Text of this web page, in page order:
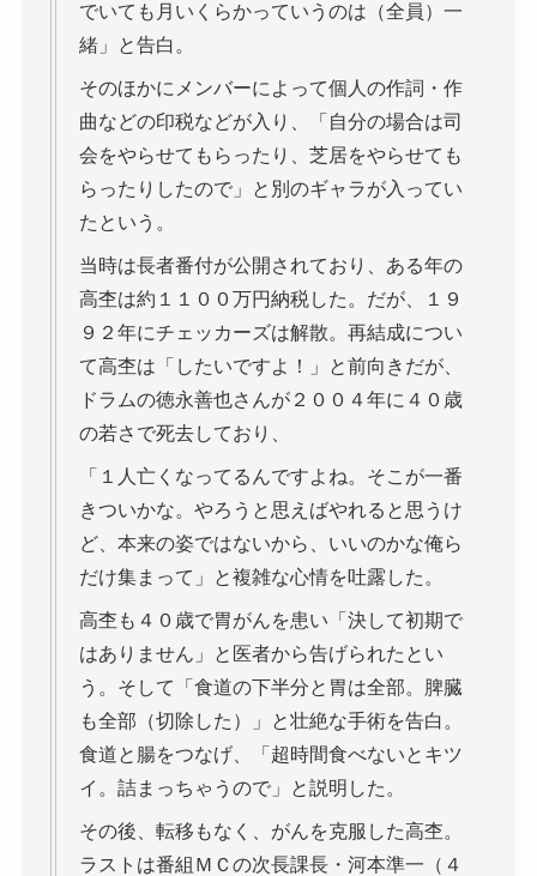
でいても月いくらかっていうのは（全員）一
緒」と告白。
そのほかにメンバーによって個人の作詞・作
曲などの印税などが入り、「自分の場合は司
会をやらせてもらったり、芝居をやらせても
らったりしたので」と別のギャラが入ってい
たという。
当時は長者番付が公開されており、ある年の
高杢は約１１００万円納税した。だが、１９
９２年にチェッカーズは解散。再結成につい
て高杢は「したいですよ！」と前向きだが、
ドラムの徳永善也さんが２００４年に４０歳
の若さで死去しており、
「１人亡くなってるんですよね。そこが一番
きついかな。やろうと思えばやれると思うけ
ど、本来の姿ではないから、いいのかな俺ら
だけ集まって」と複雑な心情を吐露した。
高杢も４０歳で胃がんを患い「決して初期で
はありません」と医者から告げられたとい
う。そして「食道の下半分と胃は全部。脾臓
も全部（切除した）」と壮絶な手術を告白。
食道と腸をつなげ、「超時間食べないとキツ
イ。詰まっちゃうので」と説明した。
その後、転移もなく、がんを克服した高杢。
ラストは番組ＭＣの次長課長・河本準一（４